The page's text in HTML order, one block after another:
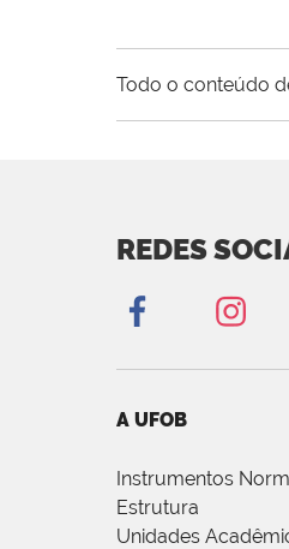
Todo o conteúdo
REDES
A UFOB
Instrumentos
Estrutura
Unidades